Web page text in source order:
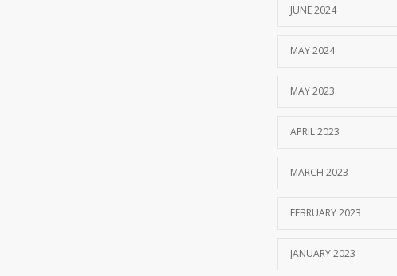
JUNE 2024
MAY 2024
MAY 2023
APRIL 2023
MARCH 2023
FEBRUARY 2023
JANUARY 2023